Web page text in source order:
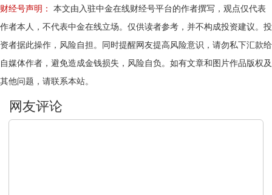
财经号声明：
本文由入驻中金在线财经号平台的作者撰写，观点仅代表
作者本人，不代表中金在线立场。仅供读者参考，并不构成投资建议。投
资者据此操作，风险自担。同时提醒网友提高风险意识，请勿私下汇款给
自媒体作者，避免造成金钱损失，风险自负。如有文章和图片作品版权及
其他问题，请联系本站。